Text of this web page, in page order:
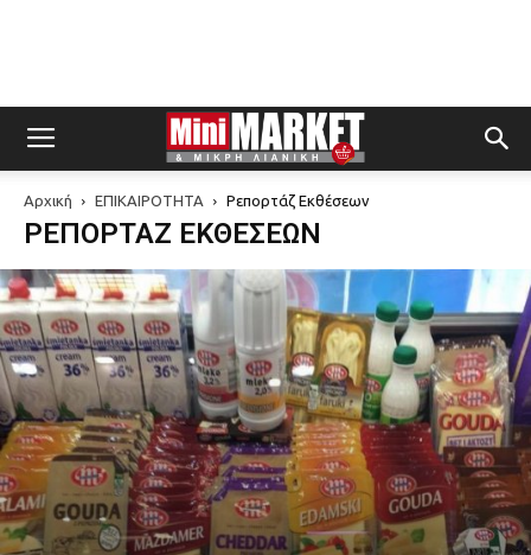
Αρχική ΕΠΙΚΑΙΡΟΤΗΤΑ Ρεπορτάζ Εκθέσεων
ΡΕΠΟΡΤΆΖ ΕΚΘΈΣΕΩΝ